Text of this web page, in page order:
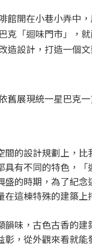
館開在小巷小弄中
克「迴味門市」，
造設計，打造一個
舊展現統一星巴克
的設計規劃上，
具有不同的特色，
的時期，為了紀
這棟特殊的建築上
韻味，古色古香的
彰，從外觀來看就